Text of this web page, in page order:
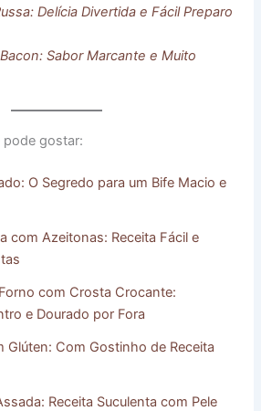
Delícia Divertida e Fácil Preparo
Sabor Marcante e Muito
pode gostar:
O Segredo para um Bife Macio e
com Azeitonas: Receita Fácil e
com Crosta Crocante:
e Dourado por Fora
Glúten: Com Gostinho de Receita
Receita Suculenta com Pele